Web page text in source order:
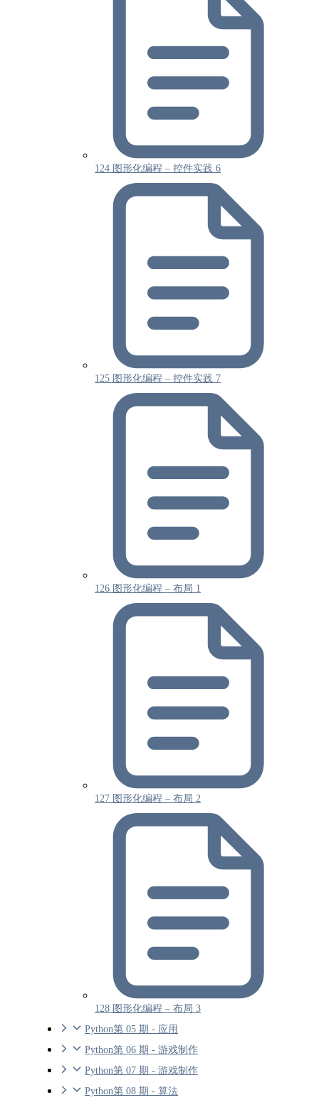
124 图形化编程 – 控件实践 6
125 图形化编程 – 控件实践 7
126 图形化编程 – 布局 1
127 图形化编程 – 布局 2
128 图形化编程 – 布局 3
Python第 05 期 - 应用
Python第 06 期 - 游戏制作
Python第 07 期 - 游戏制作
Python第 08 期 - 算法